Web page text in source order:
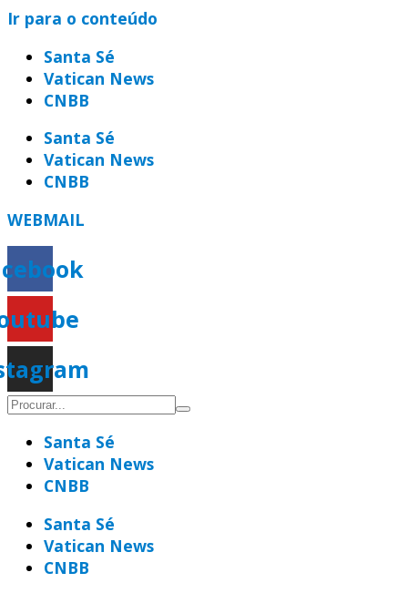
Ir para o conteúdo
Santa Sé
Vatican News
CNBB
Santa Sé
Vatican News
CNBB
WEBMAIL
Santa Sé
Vatican News
CNBB
Santa Sé
Vatican News
CNBB